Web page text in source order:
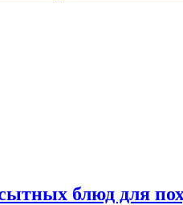
блюд для